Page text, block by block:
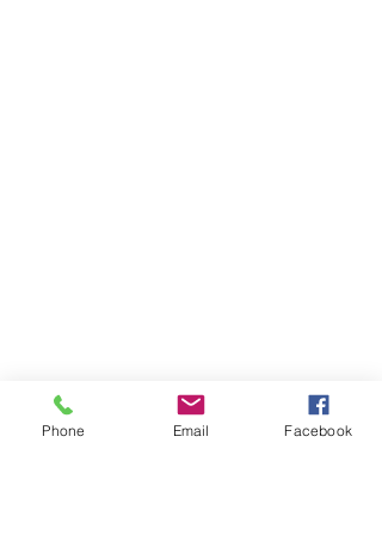
Riego Yerba Buena
Phone Email Facebook